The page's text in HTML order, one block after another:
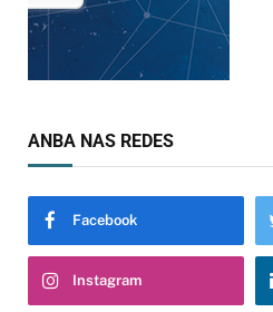
ANBA NAS REDES
Facebook
Instagram